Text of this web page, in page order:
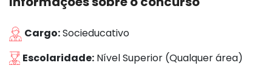
Cargo:Socieducativo
Escolaridade: Nível Superior (Qualquer área)